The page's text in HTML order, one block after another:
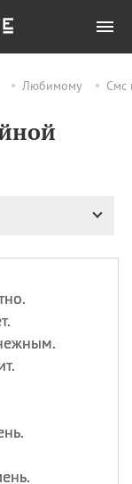
Любимому Смс
Все
Чудотворца
на
Клары —
именины